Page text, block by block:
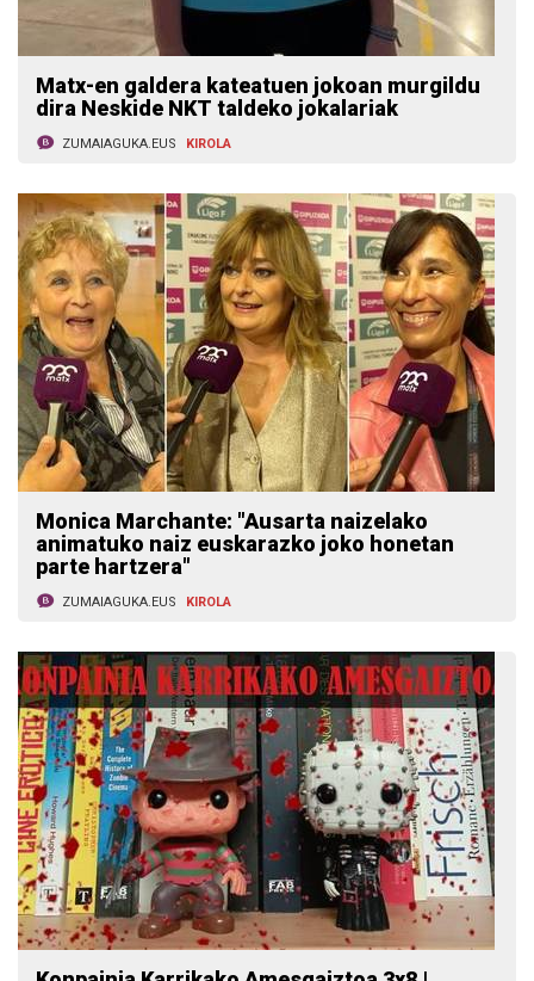
Matx-en galdera kateatuen jokoan murgildu
dira Neskide NKT taldeko jokalariak
ZUMAIAGUKA.EUS KIROLA
Monica Marchante: "Ausarta naizelako
animatuko naiz euskarazko joko honetan
parte hartzera"
ZUMAIAGUKA.EUS KIROLA